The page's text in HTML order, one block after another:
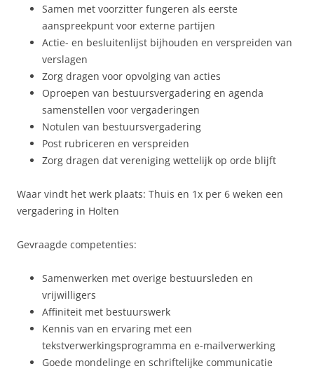
Samen met voorzitter fungeren als eerste
aanspreekpunt voor externe partijen
Actie- en besluitenlijst bijhouden en verspreiden van
verslagen
Zorg dragen voor opvolging van acties
Oproepen van bestuursvergadering en agenda
samenstellen voor vergaderingen
Notulen van bestuursvergadering
Post rubriceren en verspreiden
Zorg dragen dat vereniging wettelijk op orde blijft
Waar vindt het werk plaats: Thuis en 1x per 6 weken een
vergadering in Holten
Gevraagde competenties:
Samenwerken met overige bestuursleden en
vrijwilligers
Affiniteit met bestuurswerk
Kennis van en ervaring met een
tekstverwerkingsprogramma en e-mailverwerking
Goede mondelinge en schriftelijke communicatie